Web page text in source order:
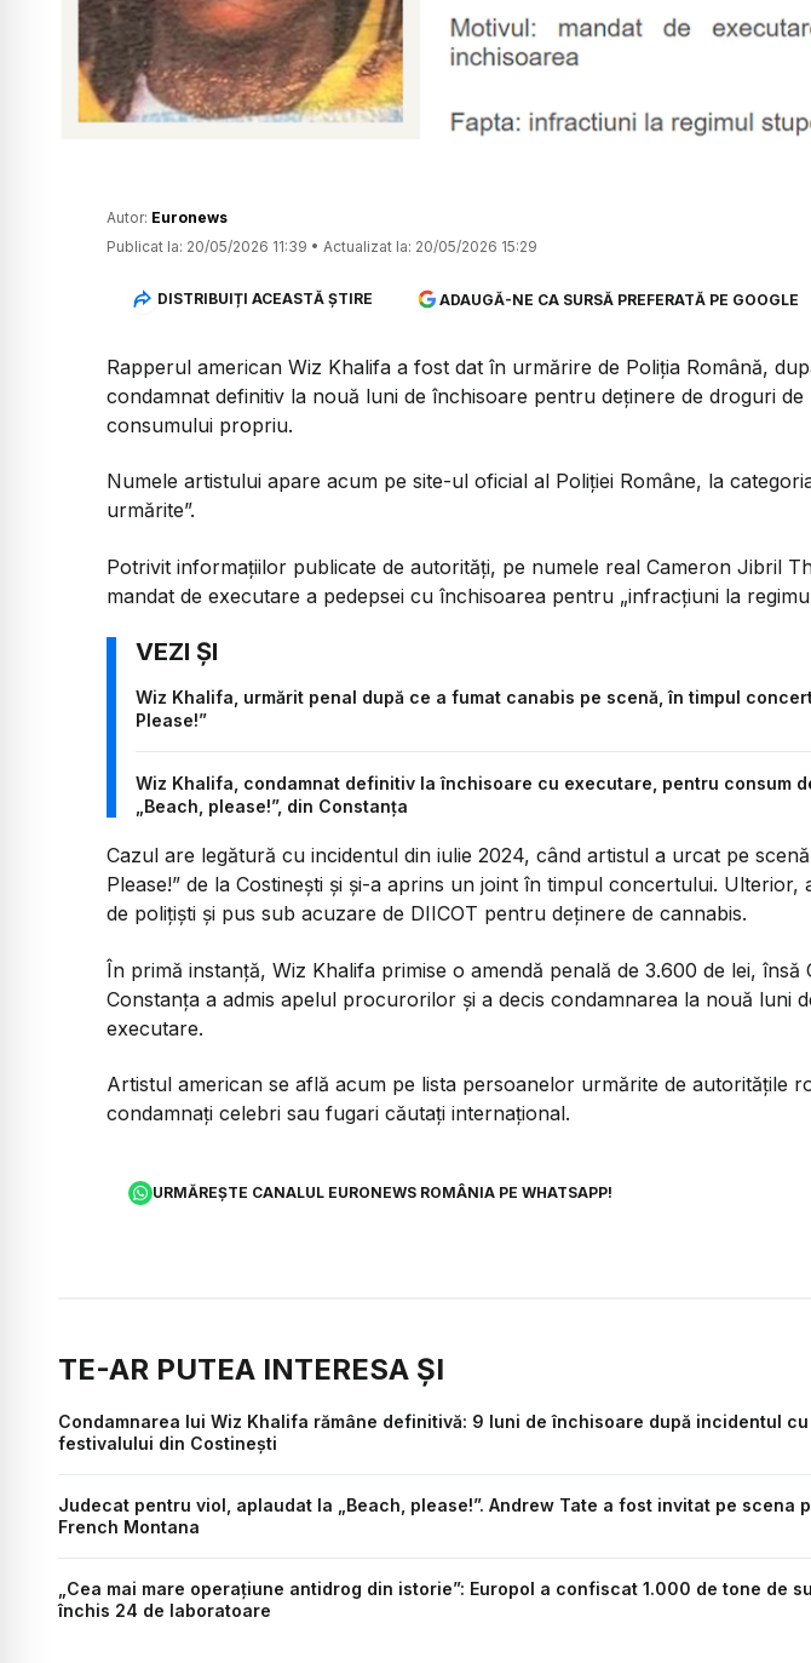
Autor: Euronews
Publicat la: 20/05/2026 11:39 • Actualizat la: 20/05/2026 15:29
DISTRIBUIȚI ACEASTĂ ȘTIRE ADAUGĂ-NE CA SURSĂ PREFERATĂ PE GOOGLE
Rapperul american Wiz Khalifa a fost dat în urmărire de Poliția Română,
condamnat definitiv la nouă luni de închisoare pentru deținere de droguri
consumului propriu.
Numele artistului apare acum pe site-ul oficial al Poliției Române, la
urmărite”.
Potrivit informațiilor publicate de autorități, pe numele real Cameron Jibril
mandat de executare a pedepsei cu închisoarea pentru „infracțiuni la
Wiz Khalifa, urmărit penal după ce a fumat canabis pe scenă, în timpul
Please!”
Wiz Khalifa, condamnat definitiv la închisoare cu executare, pentru consum
„Beach, please!”, din Constanța
Cazul are legătură cu incidentul din iulie 2024, când artistul a urcat pe
Please!” de la Costinești și și-a aprins un joint în timpul concertului. Ulterior,
de polițiști și pus sub acuzare de DIICOT pentru deținere de cannabis.
În primă instanță, Wiz Khalifa primise o amendă penală de 3.600 de lei, însă
Constanța a admis apelul procurorilor și a decis condamnarea la nouă luni
executare.
Artistul american se află acum pe lista persoanelor urmărite de autoritățile
condamnați celebri sau fugari căutați internațional.
URMĂREȘTE CANALUL EURONEWS ROMÂNIA PE WHATSAPP!
TE-AR PUTEA INTERESA ȘI
Condamnarea lui Wiz Khalifa rămâne definitivă: 9 luni de închisoare după incidentul
festivalului din Costinești
Judecat pentru viol, aplaudat la „Beach, please!”. Andrew Tate a fost invitat pe scena
French Montana
„Cea mai mare operațiune antidrog din istorie”: Europol a confiscat 1.000 de tone de
închis 24 de laboratoare